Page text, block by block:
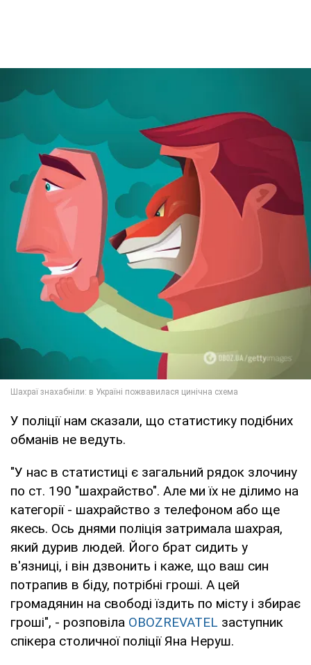
У поліції нам сказали, що статистику подібних
обманів не ведуть.
"У нас в статистиці є загальний рядок злочину
по ст. 190 "шахрайство". Але ми їх не ділимо на
категорії - шахрайство з телефоном або ще
якесь. Ось днями поліція затримала шахрая,
який дурив людей. Його брат сидить у
в'язниці, і він дзвонить і каже, що ваш син
потрапив в біду, потрібні гроші. А цей
громадянин на свободі їздить по місту і збирає
гроші", - розповіла OBOZREVATEL заступник
спікера столичної поліції Яна Неруш.